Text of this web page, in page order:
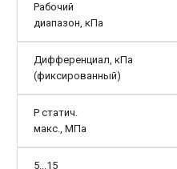
Рабочий
диапазон, кПа
Дифференциал, кПа
(фик­си­ро­ван­ный)
Р статич.
макс., МПа
5...15